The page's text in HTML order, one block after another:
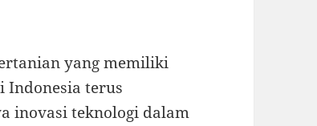
yang memiliki
Indonesia terus
inovasi teknologi dalam